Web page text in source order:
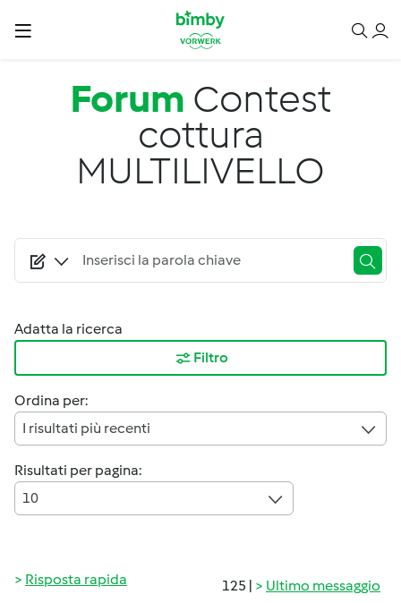
Salta al contenuto principale
Forum Contest
cottura
MULTILIVELLO
Adatta la ricerca
Filtro
Ordina per:
I risultati più recenti
Risultati per pagina:
10
125 | Ultimo messaggio
Risposta rapida